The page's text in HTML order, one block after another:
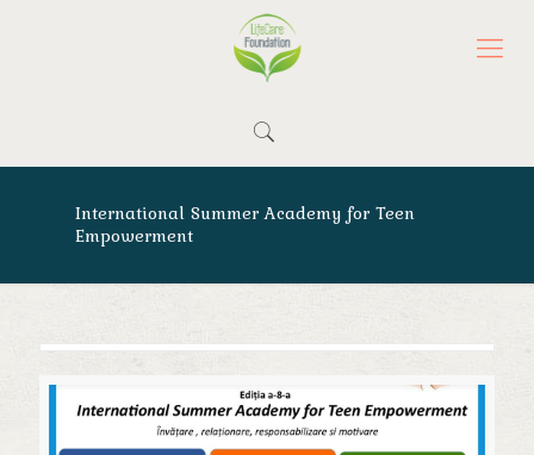
International Summer Academy for Teen
Empowerment